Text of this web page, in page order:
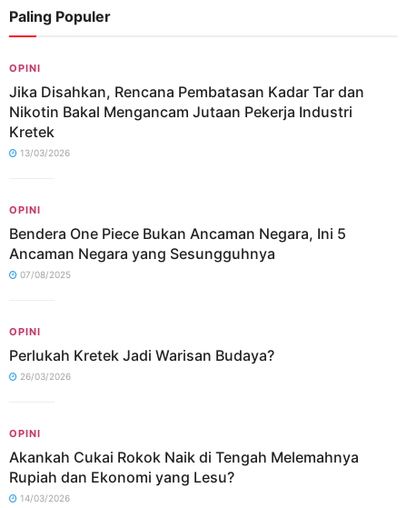
Paling Populer
OPINI
Jika Disahkan, Rencana Pembatasan Kadar Tar dan
Nikotin Bakal Mengancam Jutaan Pekerja Industri
Kretek
13/03/2026
OPINI
Bendera One Piece Bukan Ancaman Negara, Ini 5
Ancaman Negara yang Sesungguhnya
07/08/2025
OPINI
Perlukah Kretek Jadi Warisan Budaya?
26/03/2026
OPINI
Akankah Cukai Rokok Naik di Tengah Melemahnya
Rupiah dan Ekonomi yang Lesu?
14/03/2026